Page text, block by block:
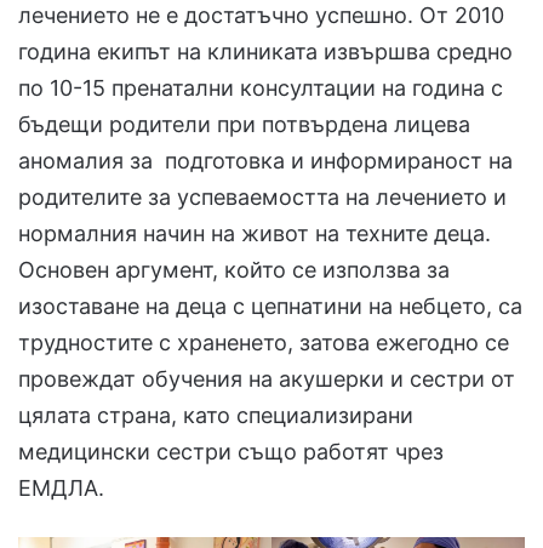
лечението не е достатъчно успешно. От 2010
година екипът на клиниката извършва средно
по 10-15 пренатални консултации на година с
бъдещи родители при потвърдена лицева
аномалия за подготовка и информираност на
родителите за успеваемостта на лечението и
нормалния начин на живот на техните деца.
Основен аргумент, който се използва за
изоставане на деца с цепнатини на небцето, са
трудностите с храненето, затова ежегодно се
провеждат обучения на акушерки и сестри от
цялата страна, като специализирани
медицински сестри също работят чрез
ЕМДЛА.